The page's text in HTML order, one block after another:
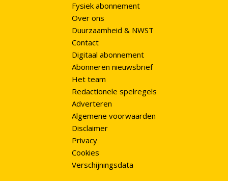
Fysiek abonnement
Over ons
Duurzaamheid & NWST
Contact
Digitaal abonnement
Abonneren nieuwsbrief
Het team
Redactionele spelregels
Adverteren
Algemene voorwaarden
Disclaimer
Privacy
Cookies
Verschijningsdata